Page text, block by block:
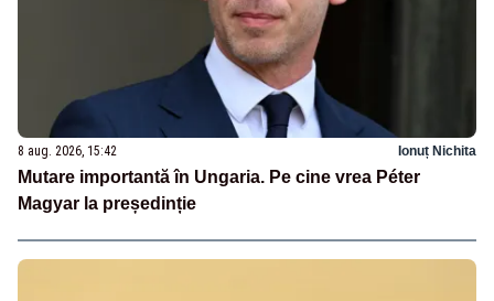
8 aug. 2026, 15:42 Ionuț Nichita
Mutare importantă în Ungaria. Pe cine vrea Péter
Magyar la președinție